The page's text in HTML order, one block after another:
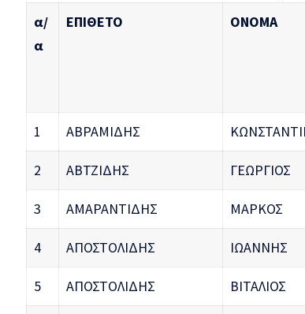
α/
α
ΕΠΙΘΕΤΟ ΟΝΟΜΑ
1 ΑΒΡΑΜΙΔΗΣ
2 ΑΒΤΖΙΔΗΣ ΓΕΩΡΓΙΟΣ
3 ΑΜΑΡΑΝΤΙΔΗΣ ΜΑΡΚΟΣ
4 ΑΠΟΣΤΟΛΙΔΗΣ ΙΩΑΝΝΗΣ
5 ΑΠΟΣΤΟΛΙΔΗΣ ΒΙΤΑΛΙΟΣ